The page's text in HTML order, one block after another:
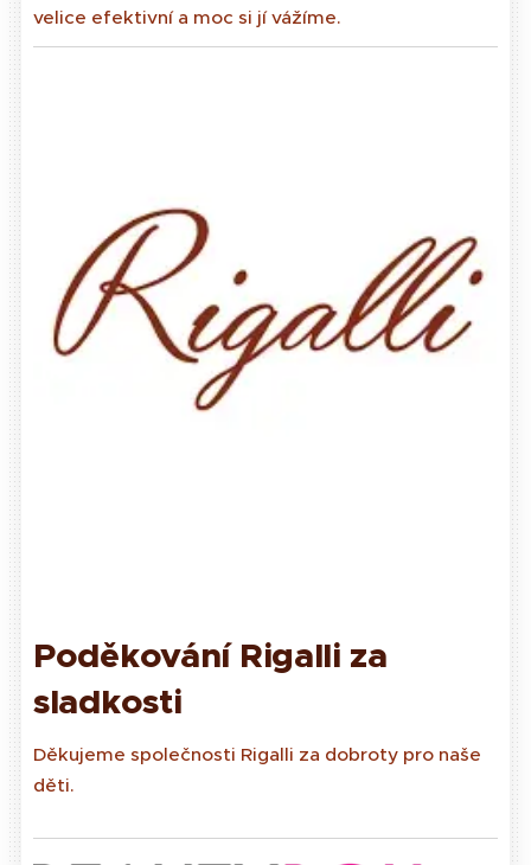
velice efektivní a moc si jí vážíme.
Poděkování Rigalli za
sladkosti
Děkujeme společnosti Rigalli za dobroty pro naše
děti.